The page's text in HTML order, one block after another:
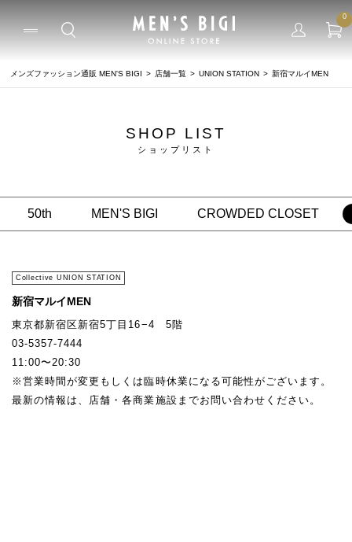
0
メンズファッション通販 MEN'S BIGI 店舗一覧 UNION STATION 新宿マルイMEN
SHOP LIST
ショップリスト
50th MEN'S BIGI CROWDED CLOSET
Collective UNION STATION
新宿マルイMEN
東京都新宿区新宿5丁目16−4 5階
03-5357-7444
11:00〜20:30
※営業時間が変更もしくは臨時休業になる可能性がございます。
最新の情報は、店舗・各商業施設までお問い合わせください。